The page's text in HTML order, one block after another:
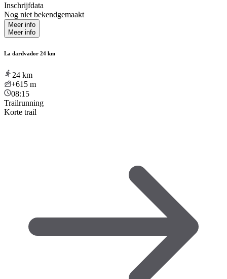
Inschrijfdata
Nog niet bekendgemaakt
Meer info
Meer info
La dardvador 24 km
24 km
+615 m
08:15
Trailrunning
Korte trail